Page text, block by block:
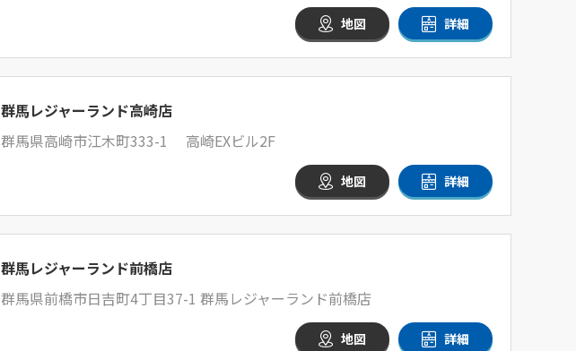
地図 詳細
群馬レジャーランド高崎店
群馬県高崎市江木町333-1 高崎EXビル2F
地図 詳細
群馬レジャーランド前橋店
群馬県前橋市日吉町4丁目37-1 群馬レジャーランド前橋店
地図 詳細